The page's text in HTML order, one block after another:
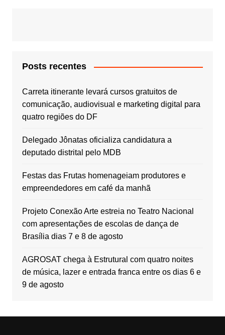
Posts recentes
Carreta itinerante levará cursos gratuitos de
comunicação, audiovisual e marketing digital para
quatro regiões do DF
Delegado Jônatas oficializa candidatura a
deputado distrital pelo MDB
Festas das Frutas homenageiam produtores e
empreendedores em café da manhã
Projeto Conexão Arte estreia no Teatro Nacional
com apresentações de escolas de dança de
Brasília dias 7 e 8 de agosto
AGROSAT chega à Estrutural com quatro noites
de música, lazer e entrada franca entre os dias 6 e
9 de agosto